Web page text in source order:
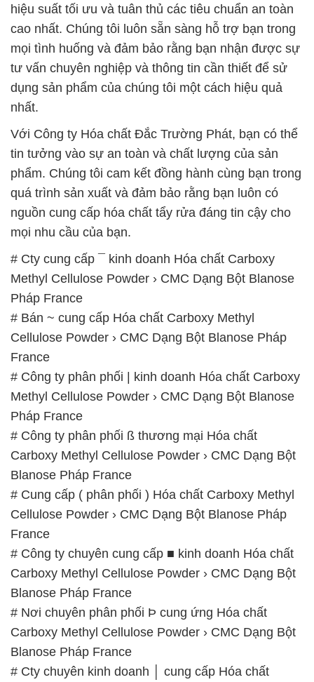
hiệu suất tối ưu và tuân thủ các tiêu chuẩn an toàn
cao nhất. Chúng tôi luôn sẵn sàng hỗ trợ bạn trong
mọi tình huống và đảm bảo rằng bạn nhận được sự
tư vấn chuyên nghiệp và thông tin cần thiết để sử
dụng sản phẩm của chúng tôi một cách hiệu quả
nhất.
Với Công ty Hóa chất Đắc Trường Phát, bạn có thể
tin tưởng vào sự an toàn và chất lượng của sản
phẩm. Chúng tôi cam kết đồng hành cùng bạn trong
quá trình sản xuất và đảm bảo rằng bạn luôn có
nguồn cung cấp hóa chất tẩy rửa đáng tin cậy cho
mọi nhu cầu của bạn.
# Cty cung cấp ¯ kinh doanh Hóa chất Carboxy
Methyl Cellulose Powder › CMC Dạng Bột Blanose
Pháp France
# Bán ~ cung cấp Hóa chất Carboxy Methyl
Cellulose Powder › CMC Dạng Bột Blanose Pháp
France
# Công ty phân phối | kinh doanh Hóa chất Carboxy
Methyl Cellulose Powder › CMC Dạng Bột Blanose
Pháp France
# Công ty phân phối ß thương mại Hóa chất
Carboxy Methyl Cellulose Powder › CMC Dạng Bột
Blanose Pháp France
# Cung cấp ( phân phối ) Hóa chất Carboxy Methyl
Cellulose Powder › CMC Dạng Bột Blanose Pháp
France
# Công ty chuyên cung cấp ■ kinh doanh Hóa chất
Carboxy Methyl Cellulose Powder › CMC Dạng Bột
Blanose Pháp France
# Nơi chuyên phân phối Þ cung ứng Hóa chất
Carboxy Methyl Cellulose Powder › CMC Dạng Bột
Blanose Pháp France
# Cty chuyên kinh doanh │ cung cấp Hóa chất